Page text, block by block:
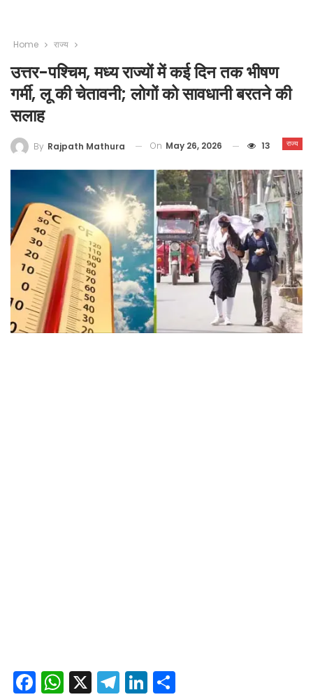
Home राज्य
उत्तर-पश्चिम, मध्य राज्यों में कई दिन तक भीषण
गर्मी, लू की चेतावनी; लोगों को सावधानी बरतने की
सलाह
राज्य
By Rajpath Mathura On May 26, 2026 13
Facebook
WhatsApp
X Telegram
LinkedIn